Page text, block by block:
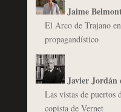
Jaime
El Arco de Trajano
propagandístico
Javier Jordán
Las vistas de puertos
copista de Vernet